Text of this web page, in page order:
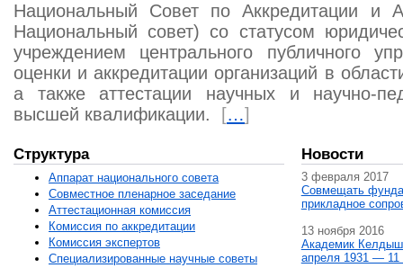
Национальный Совет по Аккредитации и
Национальный совет) со статусом
учреждением центрального публичного
оценки и аккредитации организаций в
а также аттестации научных и научно-
высшей квалификации.
[…]
Структура
Аппарат национального совета
Совместное пленарное заседание
Аттестационная комисcия
Комиссия по аккредитации
Комиссия экспертов
Специализированные научные советы
Новости
3 февраля 2017
Совмещать
прикладное
13 ноября 2016
Академик
апреля 1931 — 11